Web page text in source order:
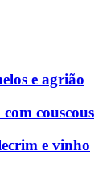
e agrião
couscous
e vinho